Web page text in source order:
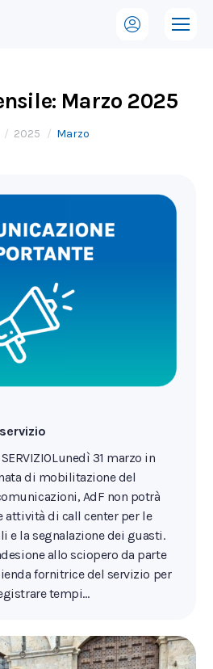
Marzo 2025
qui:2025 Marzo
31 marzo in
di mobilitazione del
AdF non potrà
attività di call center per le
e la segnalazione dei guasti.
allo sciopero da parte
fornitrice del servizio per
tempi…